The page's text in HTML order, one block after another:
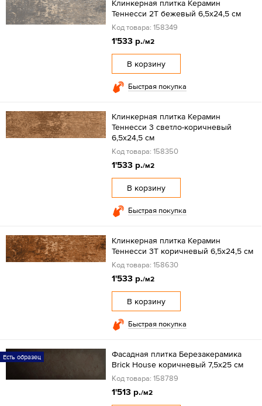
Клинкерная плитка Керамин
Теннесси 2Т бежевый 6,5x24,5 см
Код товара: 158349
1'533 р./м2
В корзину
Быстрая покупка
Клинкерная плитка Керамин
Теннесси 3 светло-коричневый
6,5x24,5 см
Код товара: 158350
1'533 р./м2
В корзину
Быстрая покупка
Клинкерная плитка Керамин
Теннесси 3Т коричневый 6,5x24,5 см
Код товара: 158630
1'533 р./м2
В корзину
Быстрая покупка
Есть образец
Фасадная плитка Березакерамика
Brick House коричневый 7,5х25 см
Код товара: 158789
1'513 р./м2